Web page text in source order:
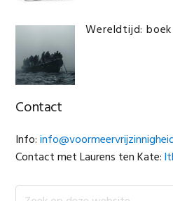
Wereldtijd:
Contact
Info:
Contact met Laurens ten Kate:
Zoek